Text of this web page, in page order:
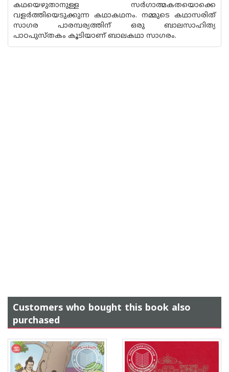
കഥയെഴുതാനുള്ള സർഗാത്മകതയൊക്കെ
വളർത്തിയെടുക്കുന്ന കഥാകഥനം. നമ്മുടെ കഥാസരിത്
സാഗര പാരമ്പര്യത്തിന് ഒരു ബാലസാഹിത്യ
പാഠപുസ്‌തകം കൂടിയാണ് ബാലകഥാ സാഗരം.
Customers who bought this book also
purchased